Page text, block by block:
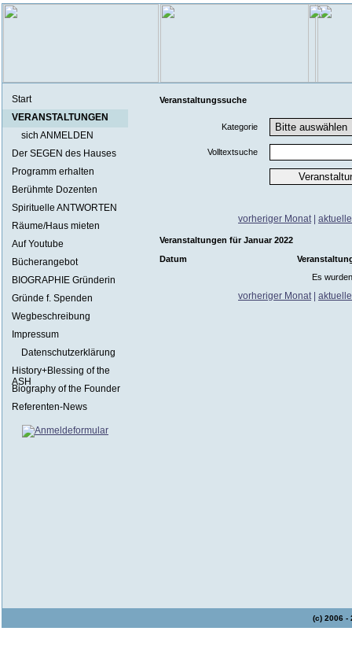
Start
VERANSTALTUNGEN
sich ANMELDEN
Der SEGEN des Hauses
Programm erhalten
Berühmte Dozenten
Spirituelle ANTWORTEN
Räume/Haus mieten
Auf Youtube
Bücherangebot
BIOGRAPHIE Gründerin
Gründe f. Spenden
Wegbeschreibung
Impressum
Datenschutzerklärung
History+Blessing of the
ASH
Biography of the Founder
Referenten-News
Veranstaltungssuche
Kategorie
Volltextsuche
vorheriger Monat|
Veranstaltungen für Januar 2022
Datum
Es
vorheriger Monat|
(c) 2006 -